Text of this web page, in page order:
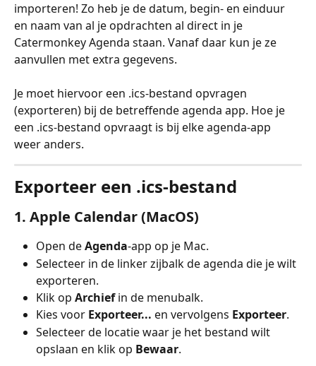
importeren! Zo heb je de datum, begin- en einduur
en naam van al je opdrachten al direct in je
Catermonkey Agenda staan. Vanaf daar kun je ze
aanvullen met extra gegevens.
Je moet hiervoor een .ics-bestand opvragen
(exporteren) bij de betreffende agenda app. Hoe je
een .ics-bestand opvraagt is bij elke agenda-app
weer anders.
Exporteer een .ics-bestand
1. Apple Calendar (MacOS)
Open de Agenda-app op je Mac.
Selecteer in de linker zijbalk de agenda die je wilt
exporteren.
Klik op Archief in de menubalk.
Kies voor Exporteer... en vervolgens Exporteer.
Selecteer de locatie waar je het bestand wilt
opslaan en klik op Bewaar.